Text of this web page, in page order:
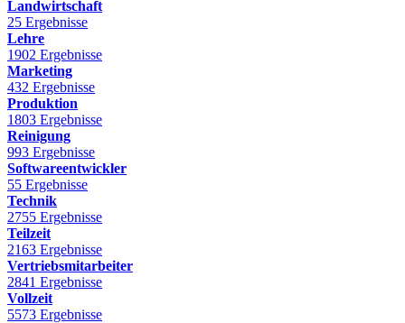
Landwirtschaft
25 Ergebnisse
Lehre
1902 Ergebnisse
Marketing
432 Ergebnisse
Produktion
1803 Ergebnisse
Reinigung
993 Ergebnisse
Softwareentwickler
55 Ergebnisse
Technik
2755 Ergebnisse
Teilzeit
2163 Ergebnisse
Vertriebsmitarbeiter
2841 Ergebnisse
Vollzeit
5573 Ergebnisse